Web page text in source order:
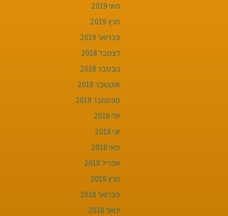
מאי 2019
מרץ 2019
פברואר 2019
דצמבר 2018
נובמבר 2018
אוקטובר 2018
ספטמבר 2018
יולי 2018
יוני 2018
מאי 2018
אפריל 2018
מרץ 2018
פברואר 2018
ינואר 2018